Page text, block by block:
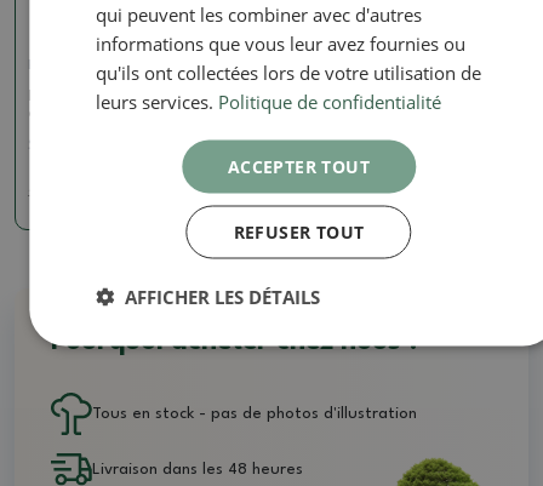
Bols signés (marqués)
Bol bonsaï 15 x 15 x 4,5 cm,
couleur brun bordeaux
923B-CH-2022-224
16.07
Pourquoi acheter chez nous ?
Tous en stock - pas de photos d'illustration
Livraison dans les 48 heures
qui peuvent les combiner avec d'autres
informations que vous leur avez fournies ou
qu'ils ont collectées lors de votre utilisation de
leurs services. Politique de confidentialité
ACCEPTER TOUT
REFUSER TOUT
AFFICHER LES DÉTAILS